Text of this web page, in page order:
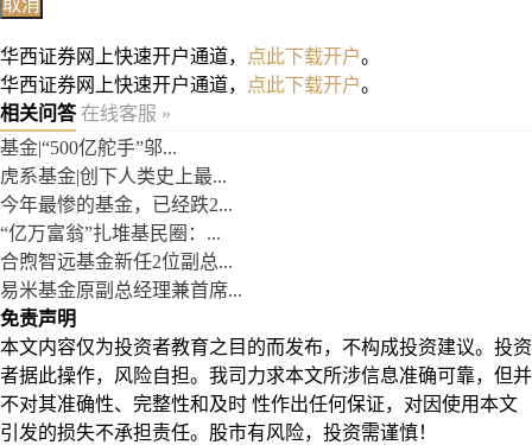
取消
华西证券网上快速开户通道， 点此下载开户。
华西证券网上快速开户通道，
点此下载开户。
相关问答 在线客服 »
基金|“500亿舵手”邬...
虎系基金|创下人类史上最...
今年最惨的基金，已经跌2...
“亿万富翁”扎堆基民圈：...
合煦智远基金新任2位副总...
易米基金原副总经理兼首席...
免责声明
本文内容仅为投资者教育之目的而发布，不构成投资建议。投资
者据此操作，风险自担。我司力求本文所涉信息准确可靠，但并
不对其准确性、完整性和及时 性作出任何保证，对因使用本文
引发的损失不承担责任。股市有风险，投资需谨慎！